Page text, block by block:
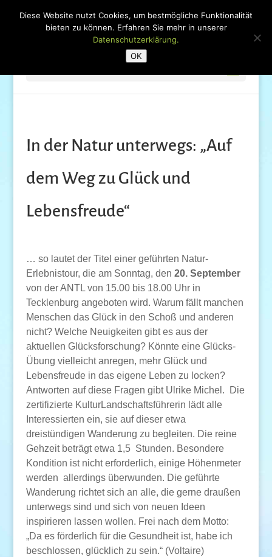
In der Natur unterwegs: „Auf
dem Weg zu Glück und
Lebensfreude“
… so lautet der Titel einer geführten Natur-
Erlebnistour, die am Sonntag, den 20. September
von der ANTL von 15.00 bis 18.00 Uhr in
Tecklenburg angeboten wird. Warum fällt manchen
Menschen das Glück in den Schoß und anderen
nicht? Welche Neuigkeiten gibt es aus der
aktuellen Glücksforschung? Könnte eine Glücks-
Übung vielleicht anregen, mehr Glück und
Lebensfreude in das eigene Leben zu locken?
Antworten auf diese Fragen gibt Ulrike Michel. Die
zertifizierte KulturLandschaftsführerin lädt alle
Interessierten ein, sie auf dieser etwa
dreistündigen Wanderung zu begleiten. Die reine
Gehzeit beträgt etwa 1,5 Stunden. Besondere
Kondition ist nicht erforderlich, einige Höhenmeter
werden allerdings überwunden. Die geführte
Wanderung richtet sich an alle, die gerne draußen
unterwegs sind und sich von neuen Ideen
inspirieren lassen wollen. Frei nach dem Motto:
„Da es förderlich für die Gesundheit ist, habe ich
beschlossen, glücklich zu sein.“ (Voltaire)
Diese Website nutzt Cookies, um bestmögliche Funktionalität
bieten zu können. Erfahren Sie mehr in unserer
Datenschutzerklärung.
OK